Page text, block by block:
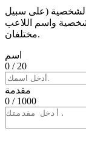
(على سبيل
واسم اللاعب
مختلفان.
اسم
0 / 20
مقدمة
0 / 1000